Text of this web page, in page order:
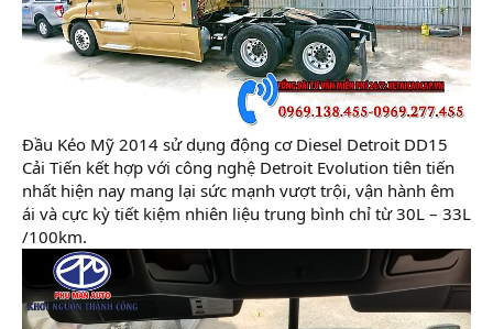
Đầu Kéo Mỹ 2014 sử dụng động cơ Diesel Detroit DD15
Cải Tiến kết hợp với công nghệ Detroit Evolution tiên tiến
nhất hiện nay mang lại sức mạnh vượt trội, vận hành êm
ái và cực kỳ tiết kiệm nhiên liệu trung bình chỉ từ 30L – 33L
/100km.